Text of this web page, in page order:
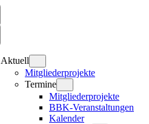
Aktuell
Mitgliederprojekte
Termine
Mitgliederprojekte
BBK-Veranstaltungen
Kalender